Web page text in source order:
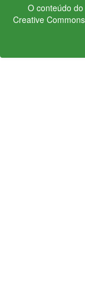
O conteúdo
Creative Commons